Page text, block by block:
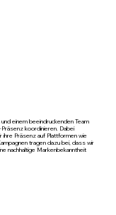
einem beeindruckenden Team
koordinieren. Dabei
Präsenz auf Plattformen wie
tragen dazu bei, dass wir
nachhaltige Markenbekanntheit